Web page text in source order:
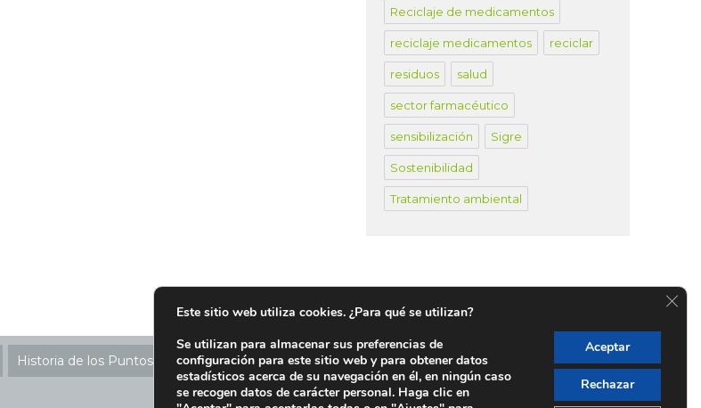
Reciclaje de medicamentos
reciclaje medicamentos reciclar
residuos salud
sector farmacéutico
sensibilización Sigre
Sostenibilidad
Tratamiento ambiental
Historia de los Puntos SIGRE Ubicación Puntos SIGRE en España
Este sitio web utiliza cookies. ¿Para qué se utilizan?
Se utilizan para almacenar sus preferencias de
configuración para este sitio web y para obtener datos
estadísticos acerca de su navegación en él, en ningún caso
se recogen datos de carácter personal. Haga clic en
Aceptar
Rechazar